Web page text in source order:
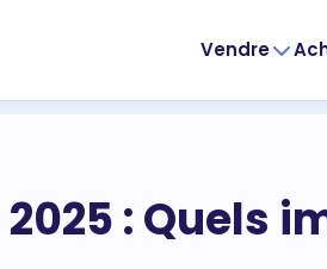
Vendre
2025 : Quels